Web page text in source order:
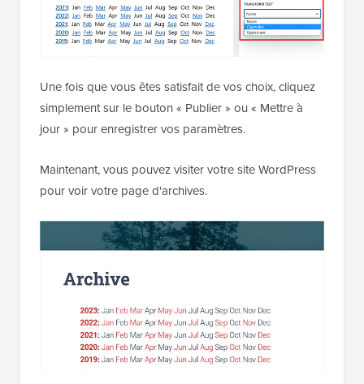
Une fois que vous êtes satisfait de vos choix, cliquez
simplement sur le bouton « Publier » ou « Mettre à
jour » pour enregistrer vos paramètres.
Maintenant, vous pouvez visiter votre site WordPress
pour voir votre page d'archives.